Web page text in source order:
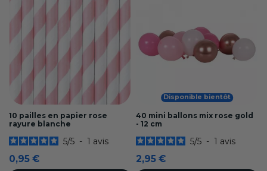
10 pailles en papier rose
rayure blanche
5/5 - 1 avis
0,95 €
Disponible bientôt
40 mini ballons mix rose gold
- 12 cm
5/5 - 1 avis
2,95 €